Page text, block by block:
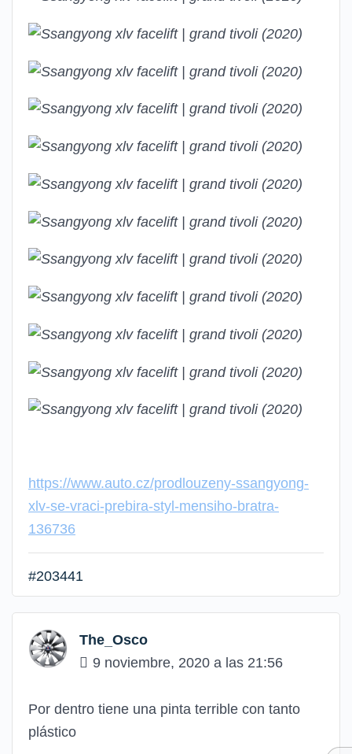
https://www.auto.cz/prodlouzeny-ssangyong-
xlv-se-vraci-prebira-styl-mensiho-bratra-
136736
#203441
The_Osco
9 noviembre, 2020 a las 21:56
Por dentro tiene una pinta terrible con tanto
plástico